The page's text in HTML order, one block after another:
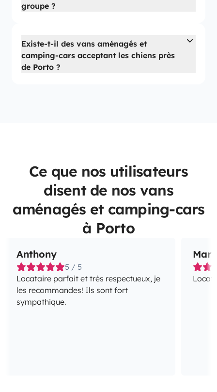
groupe ?
Existe-t-il des vans aménagés et
camping-cars acceptant les chiens près
de Porto ?
Ce que nos utilisateurs
disent de nos vans
aménagés et camping-cars
à Porto
Anthony
5 / 5
Locataire parfait et très respectueux, je
les recommandes! Ils sont fort
sympathique.
Mark